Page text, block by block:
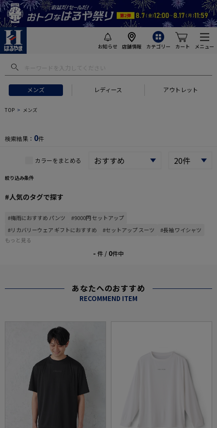
お知らせ 店舗情報 カテゴリー カート メニュー
メンズ レディース アウトレット
フトにおすすめ #セットアップ スーツ
TOP メンズ
検索結果： 0件
カラーをまとめる
絞り込み条件
#人気のタグで探す
#梅雨におすすめ パンツ
#9000円 セットアップ
#リカバリーウェア ギフトにおすすめ
#セットアップ スーツ
#長袖 ワイシャツ
もっと見る
- 件 / 0件中
あなたへのおすすめ
RECOMMEND ITEM